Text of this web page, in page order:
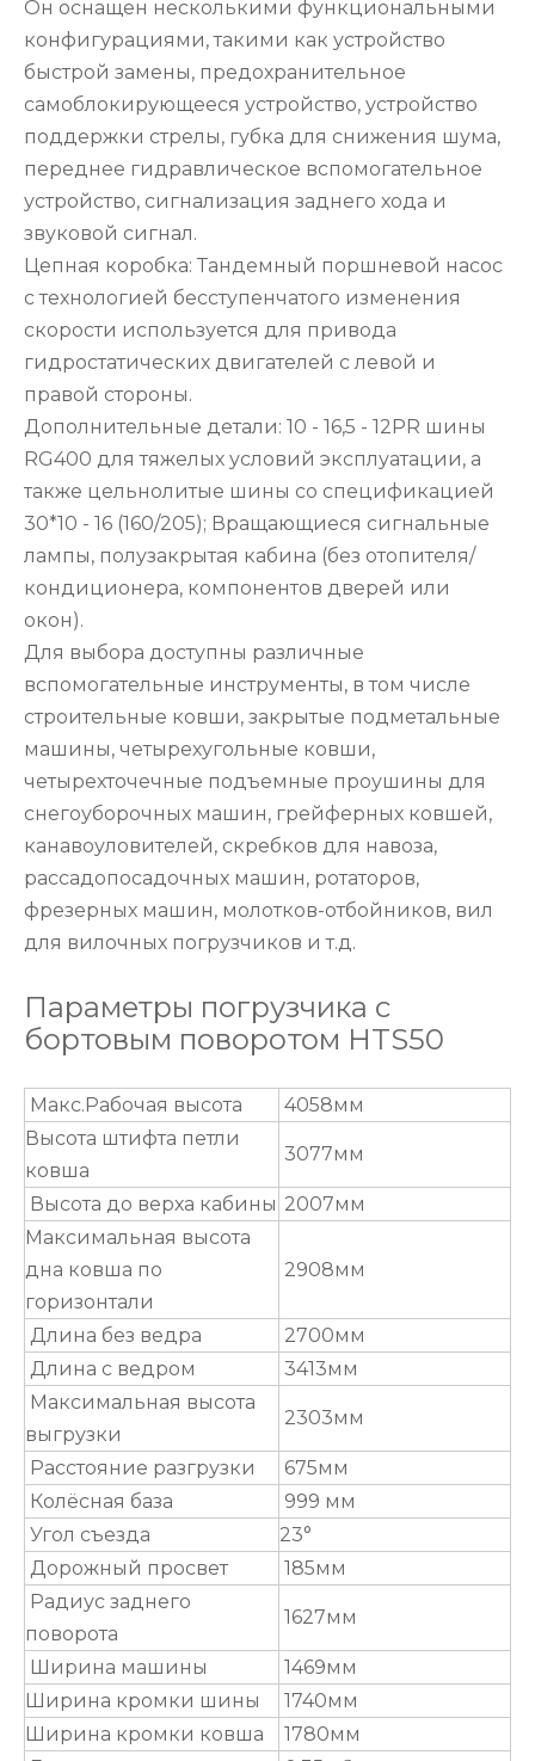
Он оснащен несколькими функциональными
конфигурациями, такими как устройство
быстрой замены, предохранительное
самоблокирующееся устройство, устройство
поддержки стрелы, губка для снижения шума,
переднее гидравлическое вспомогательное
устройство, сигнализация заднего хода и
звуковой сигнал.
Цепная коробка: Тандемный поршневой насос
с технологией бесступенчатого изменения
скорости используется для привода
гидростатических двигателей с левой и
правой стороны.
Дополнительные детали: 10 - 16,5 - 12PR шины
RG400 для тяжелых условий эксплуатации, а
также цельнолитые шины со спецификацией
30*10 - 16 (160/205); Вращающиеся сигнальные
лампы, полузакрытая кабина (без отопителя/
кондиционера, компонентов дверей или
окон).
Для выбора доступны различные
вспомогательные инструменты, в том числе
строительные ковши, закрытые подметальные
машины, четырехугольные ковши,
четырехточечные подъемные проушины для
снегоуборочных машин, грейферных ковшей,
канавоуловителей, скребков для навоза,
рассадопосадочных машин, ротаторов,
фрезерных машин, молотков-отбойников, вил
для вилочных погрузчиков и т.д.
Параметры погрузчика с
бортовым поворотом HTS50
Макс.Рабочая высота
4058мм
Высота штифта петли
ковша
3077мм
Высота до верха кабины 2007мм
Максимальная высота
дна ковша по
горизонтали
2908мм
Длина без ведра
2700мм
Длина с ведром
3413мм
Максимальная высота
выгрузки
2303мм
Расстояние разгрузки
675мм
Колёсная база
999 мм
Угол съезда
23°
Дорожный просвет
185мм
Радиус заднего
поворота
1627мм
Ширина машины
1469мм
Ширина кромки шины
1740мм
Ширина кромки ковша
1780мм